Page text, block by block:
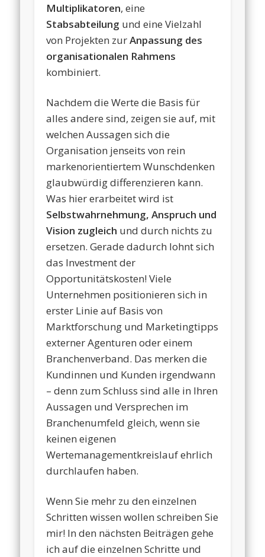
Multiplikatoren, eine
Stabsabteilung und eine Vielzahl
von Projekten zurAnpassung des
organisationalen Rahmens
kombiniert.
Nachdem die Werte die Basis für
alles andere sind, zeigen sie auf, mit
welchen Aussagen sich die
Organisation jenseits von rein
markenorientiertem Wunschdenken
glaubwürdig differenzieren kann.
Was hier erarbeitet wird ist
Selbstwahrnehmung, Anspruch und
Vision zugleich und durch nichts zu
ersetzen. Gerade dadurch lohnt sich
das Investment der
Opportunitätskosten! Viele
Unternehmen positionieren sich in
erster Linie auf Basis von
Marktforschung und Marketingtipps
externer Agenturen oder einem
Branchenverband. Das merken die
Kundinnen und Kunden irgendwann
– denn zum Schluss sind alle in Ihren
Aussagen und Versprechen im
Branchenumfeld gleich, wenn sie
keinen eigenen
Wertemanagementkreislauf ehrlich
durchlaufen haben.
Wenn Sie mehr zu den einzelnen
Schritten wissen wollen schreiben Sie
mir! In den nächsten Beiträgen gehe
ich auf die einzelnen Schritte und